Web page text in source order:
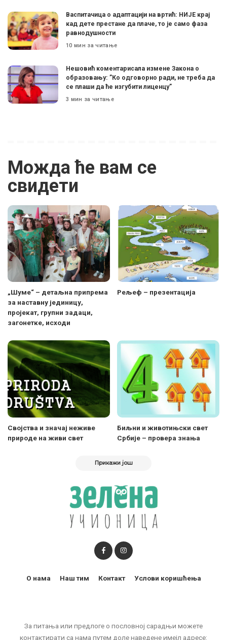
Васпитачица о адаптацији на вртић: НИЈЕ крај
кад дете престане да плаче, то је само фаза
равнодушности
10 мин за читање
Нешовић коментарисала измене Закона о
образовању: ”Ко одговорно ради, не треба да
се плаши да ће изгубити лиценцу”
3 мин за читање
Можда ће вам се
свидети
„Шуме“ – детаљна припрема
за наставну јединицу,
пројекат, групни задаци,
загонетке, исходи
Рељеф – презентација
Својства и значај неживе
природе на живи свет
Биљни и животињски свет
Србије – провера знања
Прикажи још
За питања или предлоге о пословној сарадњи можете
контактирати са нама путем доле наведене имејл адресе:
О нама Наш тим Контакт Услови коришћења